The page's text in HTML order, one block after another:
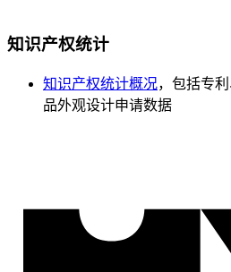
知识产权统计
知识产权统计概况，包括专
品外观设计申请数据